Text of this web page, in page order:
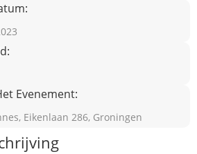
Evenement:
Eikenlaan 286, Groningen